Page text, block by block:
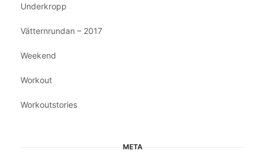
Underkropp
Vätternrundan – 2017
Weekend
Workout
Workoutstories
META